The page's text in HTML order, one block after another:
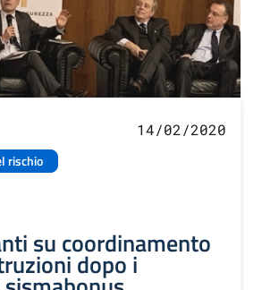
rischio
14/02/2020
su coordinamento
dopo i